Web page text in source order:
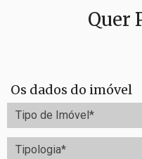
Quer
Os dados do imóvel